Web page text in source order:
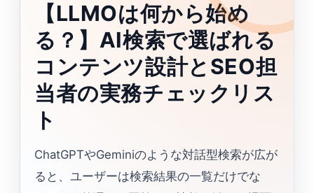
【LLMOは何から始め
る？】AI検索で選ばれる
コンテンツ設計とSEO担
当者の実務チェックリス
ト
ChatGPTやGeminiのような対話型検索が広が
ると、ユーザーは検索結果の一覧だけでな